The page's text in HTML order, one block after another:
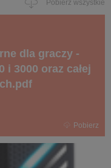
Pobierz wszystkie
i 3000 oraz całej
Pobierz